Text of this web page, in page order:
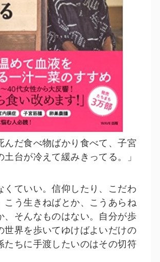
んだ食べ物ばかり食べて、子宮
土台が冷えて緩みきってる。」
くていい。信仰したり、こだわ
こう生きねばとか、こうあらね
、そんなものはない。自分が歩
世界を歩いてゆけばよいだけの
たちに手渡したいのはその切符